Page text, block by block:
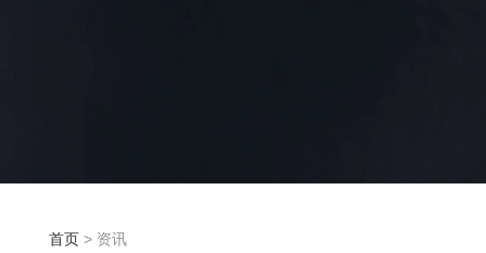
首页> 资讯